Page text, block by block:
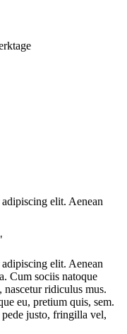
elit. Aenean
elit. Aenean
Cum sociis natoque
nascetur ridiculus mus.
eu, pretium quis, sem.
justo, fringilla vel,